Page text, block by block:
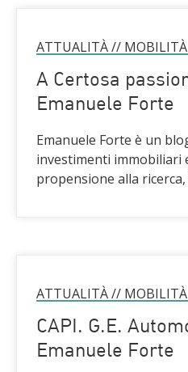
ATTUALITÀ// MOBILITÀ
A Certosa
Emanuele Forte
Emanuele Forte è un
investimenti immobiliari
propensione alla
ATTUALITÀ// MOBILITÀ
CAPI. G.E.
Emanuele Forte